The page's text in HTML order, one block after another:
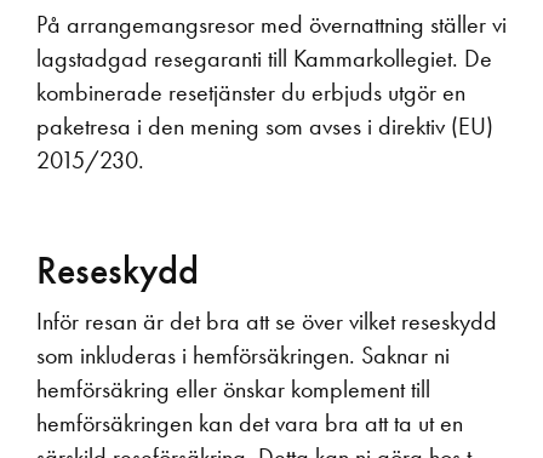
På arrangemangsresor med övernattning ställer vi
lagstadgad resegaranti till Kammarkollegiet. De
kombinerade resetjänster du erbjuds utgör en
paketresa i den mening som avses i direktiv (EU)
2015/230.
Reseskydd
Inför resan är det bra att se över vilket reseskydd
som inkluderas i hemförsäkringen. Saknar ni
hemförsäkring eller önskar komplement till
hemförsäkringen kan det vara bra att ta ut en